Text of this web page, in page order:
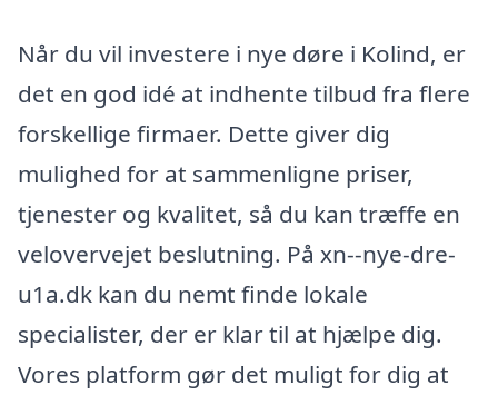
Når du vil investere i nye døre i Kolind, er
det en god idé at indhente tilbud fra flere
forskellige firmaer. Dette giver dig
mulighed for at sammenligne priser,
tjenester og kvalitet, så du kan træffe en
velovervejet beslutning. På xn--nye-dre-
u1a.dk kan du nemt finde lokale
specialister, der er klar til at hjælpe dig.
Vores platform gør det muligt for dig at